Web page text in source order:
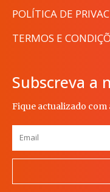
POLÍTICA DE
TERMOS E
Subscreva a
Fique actualizado